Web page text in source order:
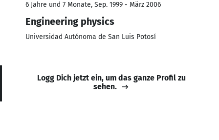
6 Jahre und 7 Monate, Sep. 1999 - März 2006
Engineering physics
Universidad Autónoma de San Luis Potosí
Logg Dich jetzt ein, um das ganze Profil zu
sehen.